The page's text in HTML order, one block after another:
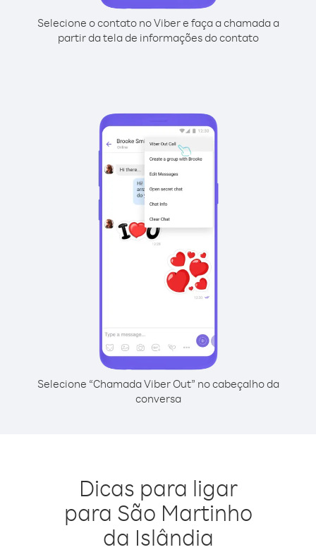
Selecione o contato no Viber e faça a chamada a
partir da tela de informações do contato
Selecione “Chamada Viber Out” no cabeçalho da
conversa
Dicas para ligar
para São Martinho
da Islândia